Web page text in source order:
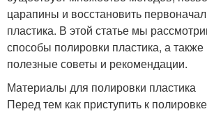
царапины и восстановить
пластика. В этой статье мы
способы полировки пластика, а
полезные советы и рекомендации.
Материалы для полировки пластика
Перед тем как приступить к